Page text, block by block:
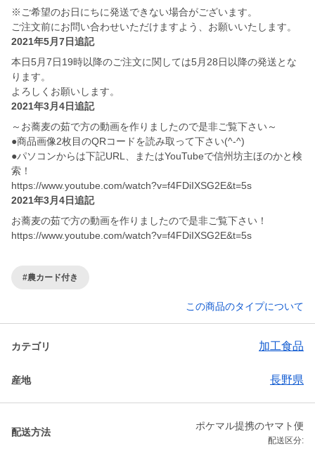
※ご希望のお日にちに発送できない場合がございます。
ご注文前にお問い合わせいただけますよう、お願いいたします。
2021年5月7日追記
本日5月7日19時以降のご注文に関しては5月28日以降の発送とな
ります。
よろしくお願いします。
2021年3月4日追記
～お蕎麦の茹で方の動画を作りましたので是非ご覧下さい～
●商品画像2枚目のQRコードを読み取って下さい(^-^)
●パソコンからは下記URL、またはYouTubeで信州坊主ほのかと検
索！
https://www.youtube.com/watch?v=f4FDiIXSG2E&t=5s
2021年3月4日追記
お蕎麦の茹で方の動画を作りましたので是非ご覧下さい！
https://www.youtube.com/watch?v=f4FDiIXSG2E&t=5s
#農カード付き
この商品のタイプについて
カテゴリ 加工食品
産地 長野県
配送方法
ポケマル提携のヤマト便
配送区分: